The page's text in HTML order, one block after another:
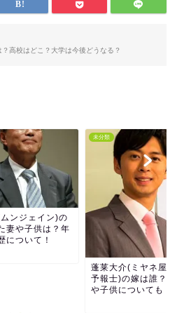
高校はどこ？大学は今後どうなる？
ンジェイン)の
妻や子供は？年
について！
未分類
蓬莱大介(ミヤネ屋
予報士)の嫁は誰？
や子供についても！